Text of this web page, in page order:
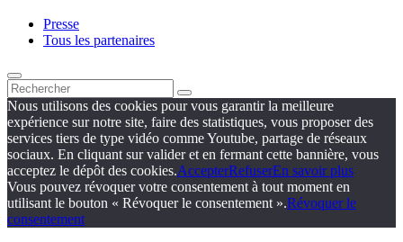
Presse
Tous les partenaires
Nous utilisons des cookies pour vous garantir la meilleure
expérience sur notre site, faire des statistiques, vous proposer des
services tiers de type vidéo comme Youtube, partage de réseaux
sociaux. En cliquant sur valider et en fermant cette bannière, vous
acceptez le dépôt des cookies.AccepterRefuserEn savoir plus
Vous pouvez révoquer votre consentement à tout moment en
utilisant le bouton « Révoquer le consentement ».Révoquer le
consentement